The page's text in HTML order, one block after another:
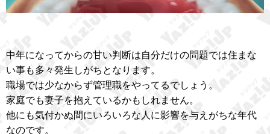
中年になってからの甘い判断は自分だけの問題では住まな
い事も多々発生しがちとなります。
職場では少なからず管理職をやってるでしょう。
家庭でも妻子を抱えているかもしれません。
他にも気付かぬ間にいろいろな人に影響を与えがちな年代
なのです。